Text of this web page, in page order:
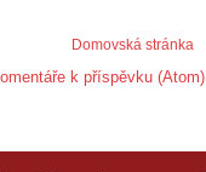
Domovská stránka
k příspěvku (Atom)